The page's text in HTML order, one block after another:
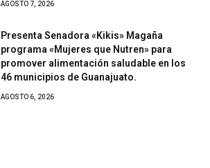
AGOSTO 7, 2026
Presenta Senadora «Kikis» Magaña
programa «Mujeres que Nutren» para
promover alimentación saludable en los
46 municipios de Guanajuato.
AGOSTO 6, 2026